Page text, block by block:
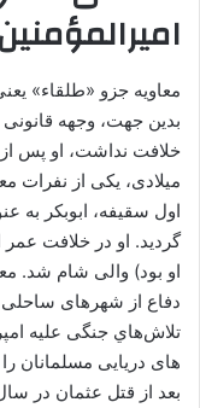
معاویه جزو «طلقاء»
بدین جهت، وجهه
میلادی، یکی از
اول سقیفه، ابوبکر به
گردید. او در خلافت عمر
او بود) والی شام شد.
دفاع از شهرهای ساحلی
تلاش‌هاي جنگی علیه
های دریایی مسلمانان